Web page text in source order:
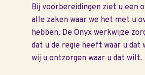
Bij voorbereidingen ziet u een
alle zaken waar we het met u
hebben. De Onyx werkwijze
dat u de regie heeft waar u dat
wij u ontzorgen waar u dat wilt.